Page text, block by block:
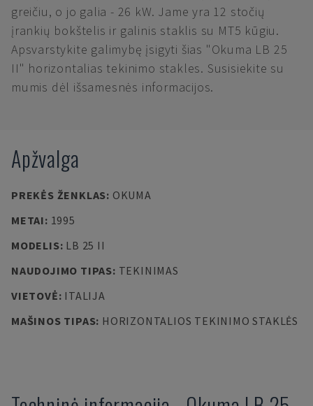
greičiu, o jo galia - 26 kW. Jame yra 12 stočių
įrankių bokštelis ir galinis staklis su MT5 kūgiu.
Apsvarstykite galimybę įsigyti šias "Okuma LB 25
II" horizontalias tekinimo stakles. Susisiekite su
mumis dėl išsamesnės informacijos.
Apžvalga
PREKĖS ŽENKLAS: OKUMA
METAI: 1995
MODELIS: LB 25 II
NAUDOJIMO TIPAS: TEKINIMAS
VIETOVĖ: ITALIJA
MAŠINOS TIPAS: HORIZONTALIOS TEKINIMO STAKLĖS